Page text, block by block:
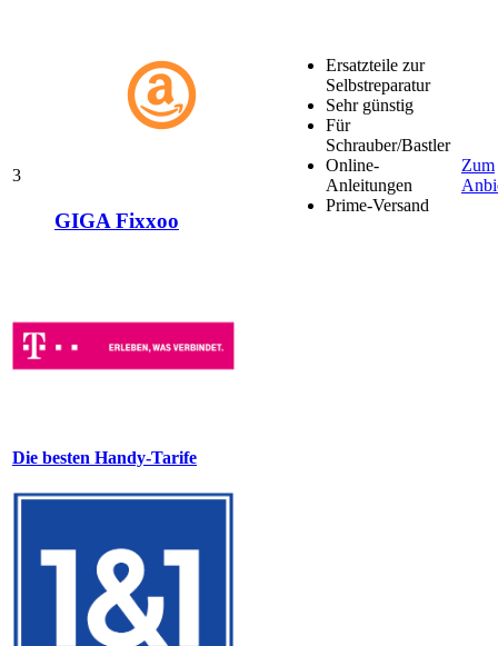
3
GIGA Fixxoo
Ersatzteile zur
Selbstreparatur
Sehr günstig
Für
Schrauber/Bastler
Online-
Anleitungen
Prime-Versand
Zum
Die besten Handy-Tarife